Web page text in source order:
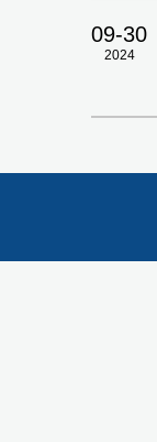
09-30
2024